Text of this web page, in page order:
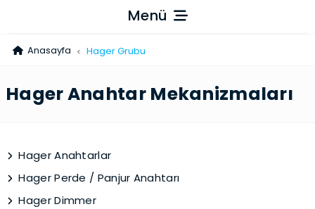
Menü
Anasayfa Hager Grubu
Hager Anahtar Mekanizmaları
Hager Anahtarlar
Hager Perde / Panjur Anahtarı
Hager Dimmer